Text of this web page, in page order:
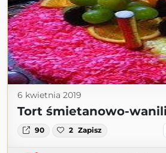
6 kwietnia 2019
Tort śmietanowo-
90 2 Zapisz